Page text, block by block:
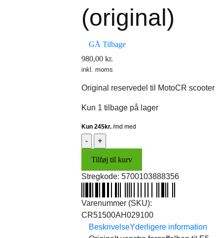
(original)
GÅ Tilbage
980,00 kr.
inkl. moms
Original reservedel til MotoCR scooter
Kun 1 tilbage på lager
Forgaffelben,
venstre
(original)
antal
Tilføj til kurv
Stregkode: 5700103888356
Varenummer (SKU):
CR51500AH029100
BeskrivelseYderligere information